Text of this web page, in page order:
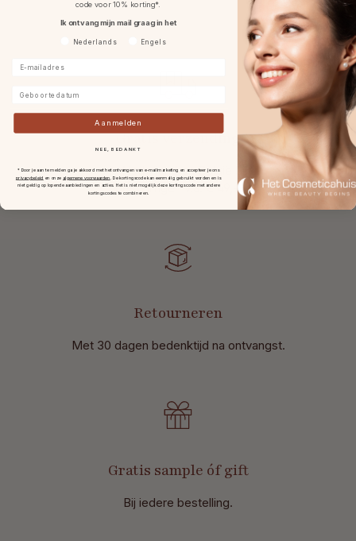
Gratis verzending
in Nederland en België bij
bestellingen v.a. € 49,-.
Retourneren
Met 30 dagen bedenktijd na ontvangst.
Gratis sample óf gift
Bij iedere bestelling.
code voor 10% korting*.
Ik ontvang mijn mail graag in het
Voorkeurtaal
Nederlands Engels
Aanmelden
NEE, BEDANKT
* Door je aan te melden ga je akkoord met het ontvangen van e-mailmarketing en accepteer je ons
privacybeleid en onze algemene voorwaarden .De kortingscode kan eenmalig gebruikt worden en is
niet geldig op lopende aanbiedingen en acties. Het is niet mogelijk deze kortingscode met andere
kortingscodes te combineren.